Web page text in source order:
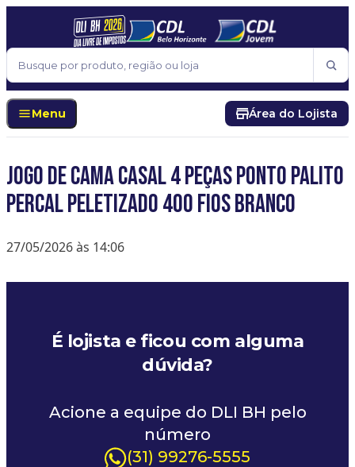
Pular para o conteúdo
Buscar
Menu Área do Lojista
Jogo de Cama Casal 4 Peças Ponto Palito
Percal Peletizado 400 Fios Branco
27/05/2026 às 14:06
É lojista e ficou com alguma
dúvida?
Acione a equipe do DLI BH pelo
número
(31) 99276-5555